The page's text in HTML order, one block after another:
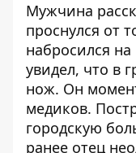
Мужчина
проснулся от
набросился
увидел, что в
нож. Он
медиков.
городскую
ранее отец